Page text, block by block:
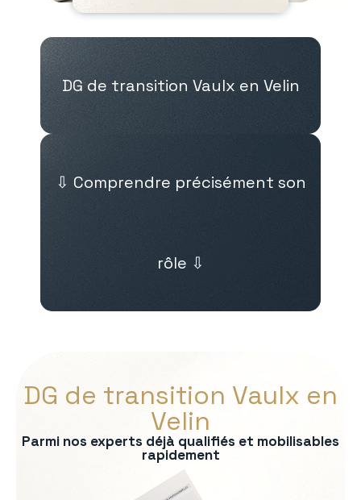
DG de transition Vaulx en Velin
⇩ Comprendre précisément son
rôle ⇩
DG de transition Vaulx en
Velin
Parmi nos experts déjà qualifiés et mobilisables
rapidement